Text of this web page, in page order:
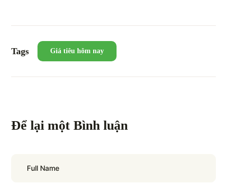
Tags Giá tiêu hôm nay
Để lại một Bình luận